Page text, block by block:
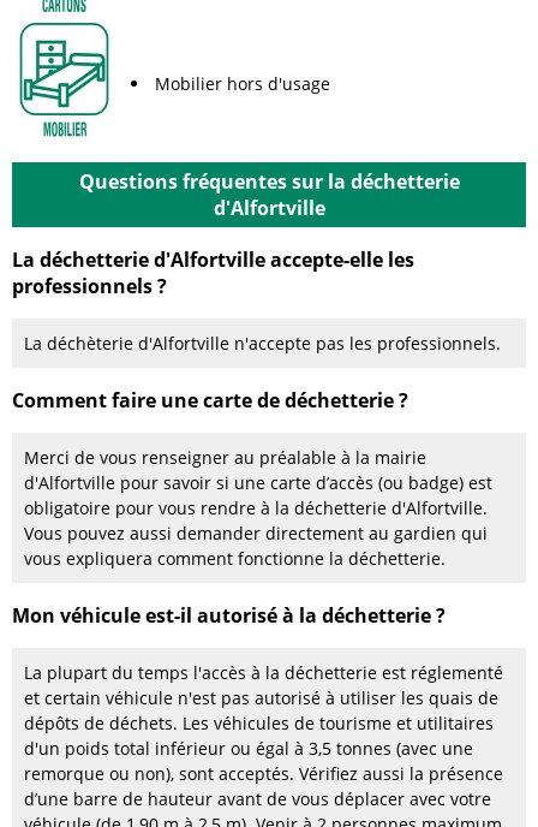
Mobilier hors d'usage
Questions fréquentes sur la déchetterie
d'Alfortville
La déchetterie d'Alfortville accepte-elle les
professionnels ?
La déchèterie d'Alfortville n'accepte pas les professionnels.
Comment faire une carte de déchetterie ?
Merci de vous renseigner au préalable à la mairie
d'Alfortville pour savoir si une carte d’accès (ou badge) est
obligatoire pour vous rendre à la déchetterie d'Alfortville.
Vous pouvez aussi demander directement au gardien qui
vous expliquera comment fonctionne la déchetterie.
Mon véhicule est-il autorisé à la déchetterie ?
La plupart du temps l'accès à la déchetterie est réglementé
et certain véhicule n'est pas autorisé à utiliser les quais de
dépôts de déchets. Les véhicules de tourisme et utilitaires
d'un poids total inférieur ou égal à 3,5 tonnes (avec une
remorque ou non), sont acceptés. Vérifiez aussi la présence
d’une barre de hauteur avant de vous déplacer avec votre